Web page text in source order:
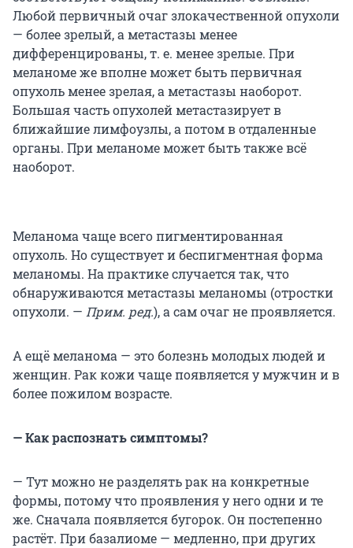
Любой первичный очаг злокачественной опухоли
— более зрелый, а метастазы менее
дифференцированы, т. е. менее зрелые. При
меланоме же вполне может быть первичная
опухоль менее зрелая, а метастазы наоборот.
Большая часть опухолей метастазирует в
ближайшие лимфоузлы, а потом в отдаленные
органы. При меланоме может быть также всё
наоборот.
Меланома чаще всего пигментированная
опухоль. Но существует и беспигментная форма
меланомы. На практике случается так, что
обнаруживаются метастазы меланомы (отростки
опухоли. — Прим. ред.), а сам очаг не проявляется.
А ещё меланома — это болезнь молодых людей и
женщин. Рак кожи чаще появляется у мужчин и в
более пожилом возрасте.
— Как распознать симптомы?
— Тут можно не разделять рак на конкретные
формы, потому что проявления у него одни и те
же. Сначала появляется бугорок. Он постепенно
растёт. При базалиоме — медленно, при других